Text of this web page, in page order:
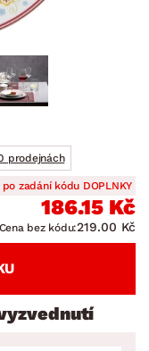
prodejnách
po zadání kódu DOPLNKY
186.15 Kč
Cena bez kódu:219.00 Kč